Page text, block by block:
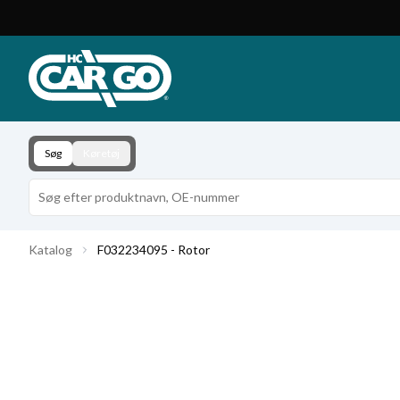
Download
Kontakt
Søg
Katalog F032234095 - Rotor